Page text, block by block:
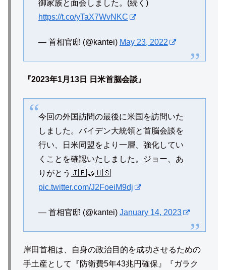
御家族と面会しました。(続く)
https://t.co/yTaX7WvNKC
— 首相官邸 (@kantei) May 23, 2022
『2023年1月13日 日米首脳会談』
今回の外国訪問の最後に米国を訪問いた
しました。バイデン大統領と首脳会談を
行い、日米同盟をより一層、強化してい
くことを確認いたしました。ジョー、あ
りがとう🇯🇵🤝🇺🇸
pic.twitter.com/J2FoeiM9dj
— 首相官邸 (@kantei) January 14, 2023
岸田首相は、自身の政治目的を成功させるための
手土産として『防衛費5年43兆円確保』『ガラク